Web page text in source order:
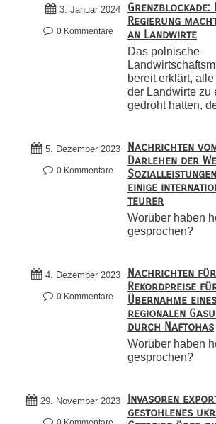
3. Januar 2024
0 Kommentare
Grenzblockade:
Regierung
an Landwirte
Das polnische
bereit erklärt,
der Landwirte zu
gedroht hatten,
5. Dezember 2023
0 Kommentare
Nachrichten
Darlehen der
einige
teurer
Worüber haben
gesprochen?
4. Dezember 2023
0 Kommentare
Nachrichten für
Rekordpreise
Übernahme
regionalen
durch Naftohas
Worüber haben
gesprochen?
29. November 2023
Invasoren
gestohlenes